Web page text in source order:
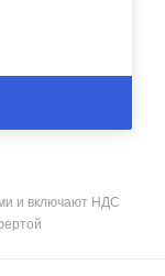
и включают НДС